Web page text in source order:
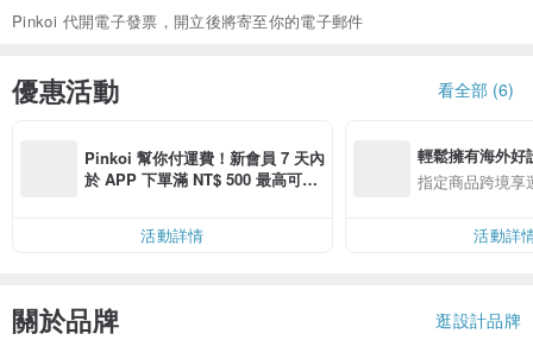
Pinkoi 代開電子發票，開立後將寄至你的電子郵件
優惠活動 看全部 (6)
Pinkoi 幫你付運費！新會員 7 天內
於 APP 下單滿 NT$ 500 最高可折
活動詳情
輕鬆擁有海外好
指定商品跨境享
活動詳
關於品牌 逛設計品牌